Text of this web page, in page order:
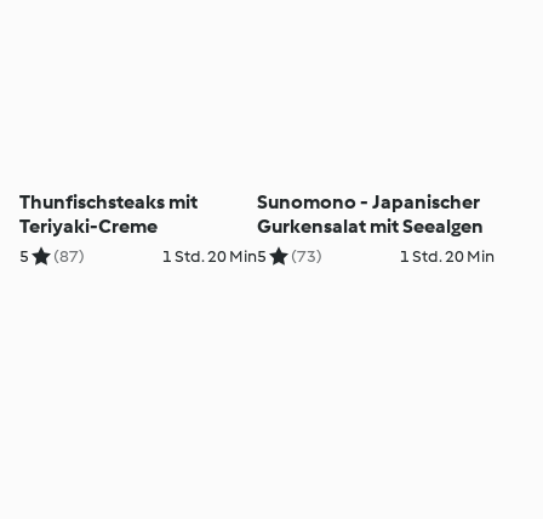
Thunfischsteaks mit
Teriyaki-Creme
5 (87) 1 Std. 20 Min
Sunomono - Japanischer
Gurkensalat mit Seealgen
5 (73) 1 Std. 20 Min